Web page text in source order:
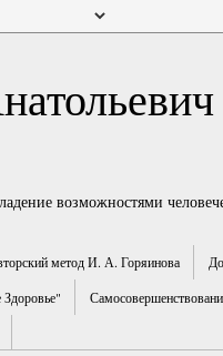
возможностями
метод И. А. Горяинова